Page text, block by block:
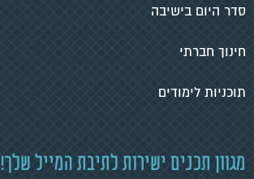
סדר היום בישיבה
חינוך חברתי
תוכניות לימודים
מגוון תכנים ישירות לתיבת המייל שלך!